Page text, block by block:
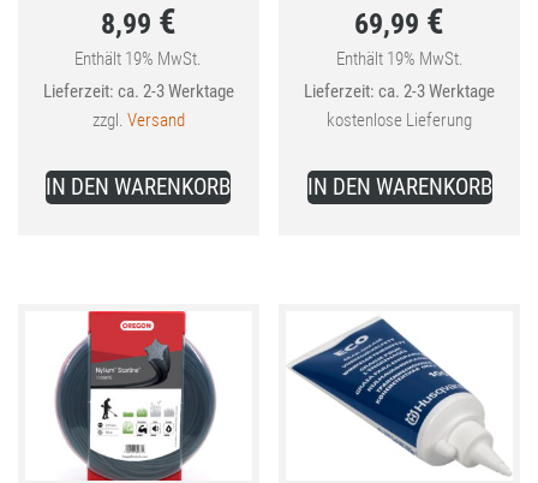
war:
11,64 €
8,99 €
Aktueller
Preis
8,99 €.
Enthält 19% MwSt.
Lieferzeit: ca. 2-3 Werktage
zzgl. Versand
IN DEN WARENKORB
war:
102,05 €
69,99 €
Aktueller
Preis
69,99 €.
Enthält 19% MwSt.
Lieferzeit: ca. 2-3 Werktage
kostenlose Lieferung
IN DEN WARENKORB